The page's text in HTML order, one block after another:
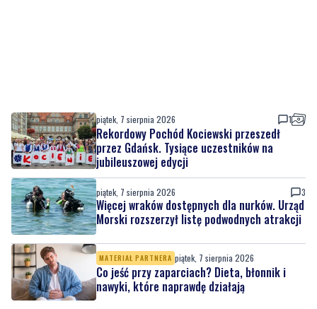
piątek, 7 sierpnia 2026 1
Rekordowy Pochód Kociewski przeszedł
przez Gdańsk. Tysiące uczestników na
jubileuszowej edycji
piątek, 7 sierpnia 2026 3
Więcej wraków dostępnych dla nurków. Urząd
Morski rozszerzył listę podwodnych atrakcji
MATERIAŁ PARTNERA piątek, 7 sierpnia 2026
Co jeść przy zaparciach? Dieta, błonnik i
nawyki, które naprawdę działają